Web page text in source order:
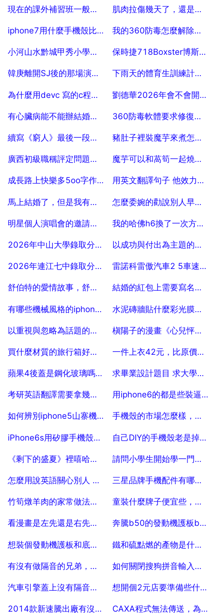
2025-07-18 2025-07-18
現在的課外補習班一般是多少錢乙個學時啊？
2025-07-18
肌肉拉傷幾天了，還是沒有好，到底該怎麼辦啊
2025-07-18
iphone7用什麼手機殼比較好
2025-07-18
我的360防毒怎麼解除安裝不了啊
2025-07-18
小河山水黔城甲秀小學的教學質量好不好
2025-07-18
保時捷718Boxster博斯特敞篷還是硬頂好
2025-07-18
韓庚離開SJ後的那場演唱會希轍哭了？
2025-07-18
下雨天的體育生訓練計劃，冬季經常下雨天體育生如何保持身體
2025-07-18
為什麼用devc 寫的c程式編譯不了
2025-07-18
劉德華2026年會不會開演唱會
2025-07-18
有心臟病能不能辦結婚證？ 50
2025-07-18
360防毒軟體要求修復漏洞，要不要修的？
2025-07-18
續寫《窮人》最後一段怎麼寫
2025-07-18
豬肚子裡裝魔芋來煮怎麼吃
2025-07-18
廣西初級職稱評定問題！ 5
2025-07-18
魔芋可以和萵筍一起燒雞嗎
2025-07-18
成長路上快樂多5oo字作文
2025-07-18
用英文翻譯句子 他效力於洛杉磯湖人隊。
2025-07-18
馬上結婚了，但是我有些後悔了，怎麼辦
2025-07-18
怎麼委婉的勸說別人早點結婚
2025-07-18
明星個人演唱會的邀請的嘉賓是幹嘛的？
2025-07-18
我的哈佛h6換了一次方向機有什麼壞處
2025-07-18
2026年中山大學錄取分數線是多少
2025-07-18
以成功與付出為主題的事例
2025-07-18
2026年連江七中錄取分數線
2025-07-18
雷諾科雷傲汽車2 5車速在60 80公里左右好像嗡嗡響什麼原因
2025-07-18
舒伯特的愛情故事，舒伯特的感情經歷是怎樣的？
2025-07-18
結婚的紅包上需要寫名字嗎？
2025-07-18
有哪些機械風格的iphone6手機殼
2025-07-18
水泥磚牆貼什麼彩光膜，水泥磚地面要搭什麼純色的牆面比較合適
2025-07-18
以重視與忽略為話題的作文
2025-07-18
槇陽子的漫畫《心兒怦怦跳》2卷是完結的嗎？？
2025-07-18
買什麼材質的旅行箱好（要耐用，耐摔， 5
2025-07-18
一件上衣42元，比原價降低了八元，這件算一件價了百分之幾
2025-07-18
蘋果4後蓋是鋼化玻璃嗎？ 和4S的後蓋有什麼區別？
2025-07-18
求畢業設計題目 求大學畢業設計課題題目推薦
2025-07-18
考研英語翻譯需要拿幾分？
2025-07-18
用iphone6的都是些裝逼之人，同意的舉手
2025-07-18
如何辨別iphone5山寨機呢
2025-07-18
手機殼的市場怎麼樣，手機殼定製市場前景怎麼樣？
2025-07-18
iPhone6s用矽膠手機殼好，還是硬殼好？那種散熱快？
2025-07-18
自己DIY的手機殼老是掉鑽，有什麼方法可以防止嗎？（除了塗一層護甲油）
2025-07-18
《剩下的盛夏》裡嘻哈的那段是誰唱的？王俊凱還是周杰倫還是別的誰？
2025-07-18
請問小學生開始學一門小語種，哪種比較合適？ 40
2025-07-18
怎麼用說英語關心別人 比如 要注意休息
2025-07-18
三星品牌手機配件有哪些？
2025-07-18
竹筍燉羊肉的家常做法大全怎麼做好
2025-07-18
童裝什麼牌子便宜些，哪個牌子的童裝好看又便宜？
2025-07-18
看漫畫是左先還是右先，看漫畫是從左邊開始看還是右邊開始看的
2025-07-18
奔騰b50的發動機護板b30能用嗎
2025-07-18
想裝個發動機護板和底盤裝甲，人工一般多少錢
2025-07-18
鐵和硫點燃的產物是什麼，鐵和硫的反應寫不寫條件？
2025-07-18
有沒有做隔音的兄弟，進來談談心得
2025-07-18
如何關閉搜狗拼音輸入法雲端計算
2025-07-18
汽車引擎蓋上沒有隔音板裝和不裝我區別嗎
2025-07-18
想開個2元店要準備些什麼手續嗎
2025-07-18
2014款新速騰出廠有沒有底盤裝甲，是否還需要自己噴底盤裝甲 CAXA程式無法傳送，為什麼線切割程式無法傳送